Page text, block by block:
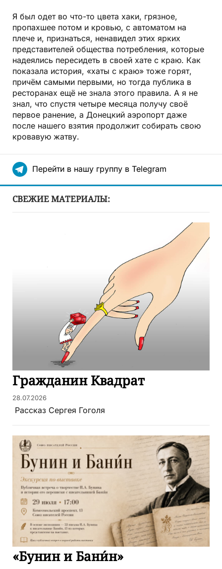
Я был одет во что-то цвета хаки, грязное,
пропахшее потом и кровью, с автоматом на
плече и, признаться, ненавидел этих ярких
представителей общества потребления, которые
надеялись пересидеть в своей хате с краю. Как
показала история, «хаты с краю» тоже горят,
причём самыми первыми, но тогда публика в
ресторанах ещё не знала этого правила. А я не
знал, что спустя четыре месяца получу своё
первое ранение, а Донецкий аэропорт даже
после нашего взятия продолжит собирать свою
кровавую жатву.
Перейти в нашу группу в Telegram
СВЕЖИЕ МАТЕРИАЛЫ:
​Гражданин Квадрат
28.07.2026
​ Рассказ Сергея Гоголя
«Бунин и Бани́н»